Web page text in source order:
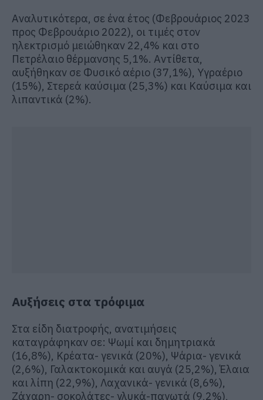
Αναλυτικότερα, σε ένα έτος (Φεβρουάριος 2023
προς Φεβρουάριο 2022), οι τιμές στον
ηλεκτρισμό μειώθηκαν 22,4% και στο
Πετρέλαιο θέρμανσης 5,1%. Αντίθετα,
αυξήθηκαν σε Φυσικό αέριο (37,1%), Υγραέριο
(15%), Στερεά καύσιμα (25,3%) και Καύσιμα και
λιπαντικά (2%).
Αυξήσεις στα τρόφιμα
Στα είδη διατροφής, ανατιμήσεις
καταγράφηκαν σε: Ψωμί και δημητριακά
(16,8%), Κρέατα- γενικά (20%), Ψάρια- γενικά
(2,6%), Γαλακτοκομικά και αυγά (25,2%), Έλαια
και λίπη (22,9%), Λαχανικά- γενικά (8,6%),
Ζάχαρη- σοκολάτες- γλυκά-παγωτά (9,2%),